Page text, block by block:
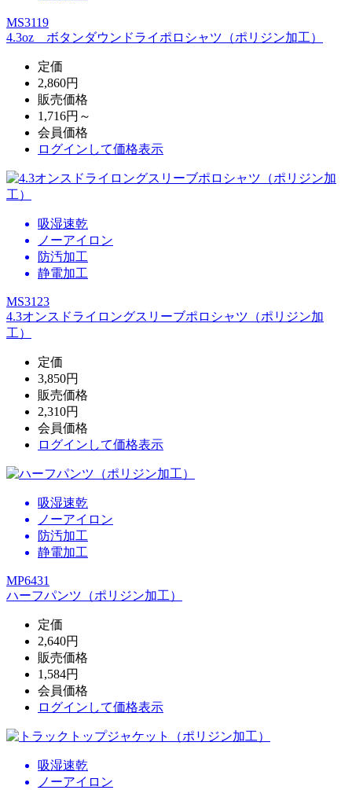
MS3119
4.3oz ボタンダウンドライポロシャツ（ポリジン加工）
定価
2,860円
販売価格
1,716円～
会員価格
ログイン して価格表示
吸湿速乾
ノーアイロン
防汚加工
静電加工
MS3123
4.3オンスドライロングスリーブポロシャツ（ポリジン加
工）
定価
3,850円
販売価格
2,310円
会員価格
ログイン して価格表示
吸湿速乾
ノーアイロン
防汚加工
静電加工
MP6431
ハーフパンツ（ポリジン加工）
定価
2,640円
販売価格
1,584円
会員価格
ログイン して価格表示
吸湿速乾
ノーアイロン